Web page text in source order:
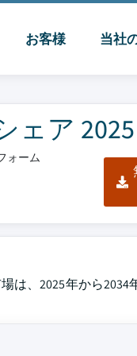
お客様 当社
ア 2025
ォーム
、2025年から2034